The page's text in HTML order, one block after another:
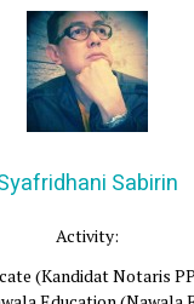
Sabirin
Activity:
(Kandidat Notaris